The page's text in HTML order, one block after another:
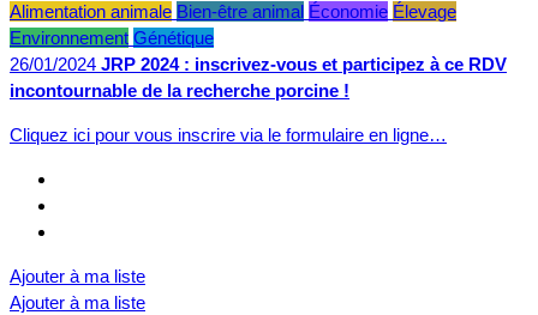
Alimentation animale Bien-être animal Économie Élevage
Environnement Génétique
26/01/2024 JRP 2024 : inscrivez-vous et participez à ce RDV
incontournable de la recherche porcine !
Cliquez ici pour vous inscrire via le formulaire en ligne…
Ajouter à ma liste
Ajouter à ma liste